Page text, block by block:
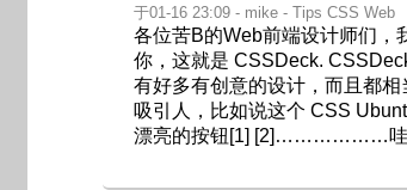
于01-16 23:09 - mike - Tips CSS Web
各位苦B的Web前端设计师们，
你，这就是 CSSDeck.
有好多有创意的设计，而且都
吸引人，比如说这个 CSS
漂亮的按钮[1] [2]………………哇